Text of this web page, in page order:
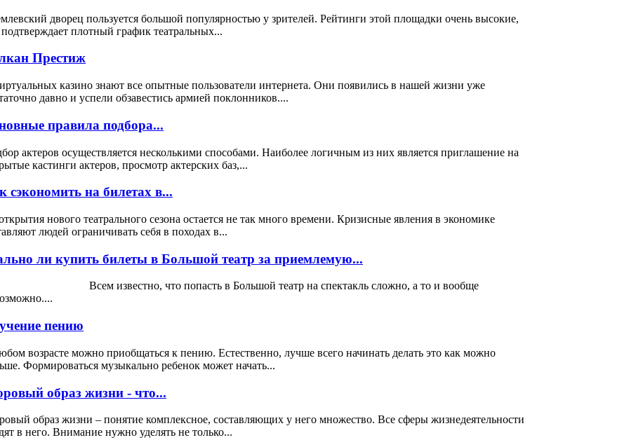
дворец пользуется большой популярностью у зрителей. Рейтинги этой площадки очень высокие,
плотный график театральных...
Престиж
казино знают все опытные пользователи интернета. Они появились в нашей жизни уже
давно и успели обзавестись армией поклонников....
правила подбора...
актеров осуществляется несколькими способами. Наиболее логичным из них является приглашение на
кастинги актеров, просмотр актерских баз,...
сэкономить на билетах в...
нового театрального сезона остается не так много времени. Кризисные явления в экономике
людей ограничивать себя в походах в...
ли купить билеты в Большой театр за приемлемую...
известно, что попасть в Большой театр на спектакль сложно, а то и вообще
пению
возрасте можно приобщаться к пению. Естественно, лучше всего начинать делать это как можно
Формироваться музыкально ребенок может начать...
образ жизни - что...
образ жизни – понятие комплексное, составляющих у него множество. Все сферы жизнедеятельности
в него. Внимание нужно уделять не только...